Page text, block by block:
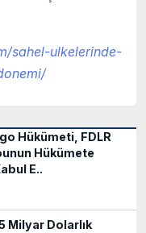
sahel-ulkelerinde-
Hükümeti, FDLR
Hükümete
E..
Milyar Dolarlık